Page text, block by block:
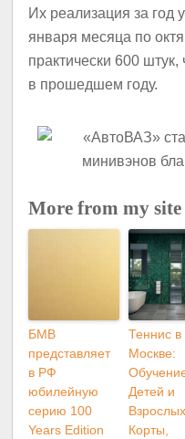
Их реализация за год
января месяца по
практически 600
в прошедшем году.
More from my site
БМВ
представляет
в РФ
юбилейную
серию 100
Years Edition
Теннис в
Москве:
Детей и
Корты,